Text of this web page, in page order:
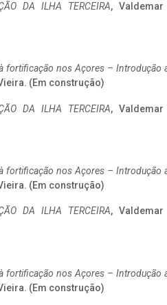
DA ILHA TERCEIRA,
fortificação nos Açores – Introdução
(Em construção)
DA ILHA TERCEIRA,
fortificação nos Açores – Introdução
(Em construção)
DA ILHA TERCEIRA,
fortificação nos Açores – Introdução
(Em construção)